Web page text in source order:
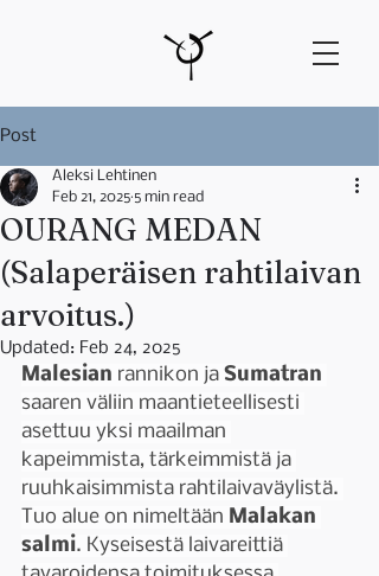
Post
OURANG MEDAN
(Salaperäisen rahtilaivan
arvoitus.)
Aleksi Lehtinen
Feb 21, 2025 5 min read
Updated: Feb 24, 2025
Malesian rannikon ja Sumatran
saaren väliin maantieteellisesti
asettuu yksi maailman
kapeimmista, tärkeimmistä ja
ruuhkaisimmista rahtilaivaväylistä.
Tuo alue on nimeltään Malakan
salmi. Kyseisestä laivareittiä